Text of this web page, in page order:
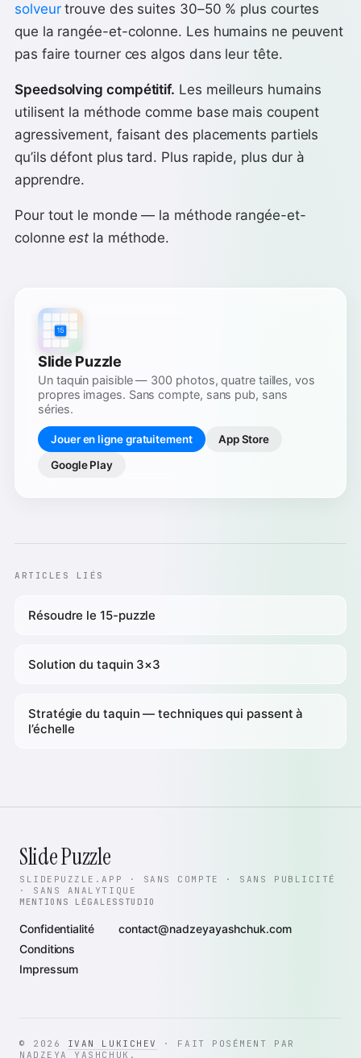
solveurtrouve des suites 30–50 % plus courtes
que la rangée-et-colonne. Les humains ne peuvent
pas faire tourner ces algos dans leur tête.
Speedsolving compétitif. Les meilleurs humains
utilisent la méthode comme base mais coupent
agressivement, faisant des placements partiels
qu’ils défont plus tard. Plus rapide, plus dur à
apprendre.
Pour tout le monde — la méthode rangée-et-
colonneest la méthode.
Slide Puzzle
Un taquin paisible — 300 photos, quatre tailles, vos
propres images. Sans compte, sans pub, sans
séries.
Jouer en ligne gratuitement
App Store
Google Play
ARTICLES LIÉS
Résoudre le 15-puzzle
Solution du taquin 3×3
Stratégie du taquin — techniques qui passent à
l’échelle
Slide Puzzle
SLIDEPUZZLE.APP · SANS COMPTE · SANS PUBLICITÉ
· SANS ANALYTIQUE
MENTIONS LÉGALES
Confidentialité
Conditions
Impressum
STUDIO
contact@nadzeyayashchuk.com
© 2026 IVAN LUKICHEV
· FAIT POSÉMENT PAR
NADZEYA YASHCHUK.